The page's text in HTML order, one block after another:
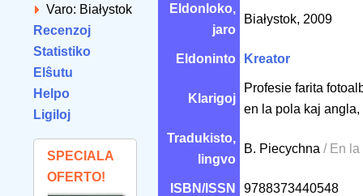
Varo: Białystok
Recenzoj
Statistiko
Elŝutu
Helpo
Ligiloj
SPECIALA
OFERTO!
Eldonloko,
jaro
Białystok, 2009
Eldoninto Kreator
Klarigoj
Profesie farita
en la pola kaj
Tradukisto,
lingvo
B. Piecychna / En la
ISBN/ISSN 9788373440548